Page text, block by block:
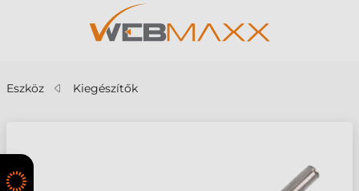
Eszköz Kiegészítők